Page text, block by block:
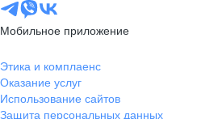
Мобильное приложение
Этика и комплаенс
Оказание услуг
Использование сайтов
Защита персональных данных